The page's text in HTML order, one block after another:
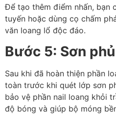
Để tạo thêm điểm nhấn, bạn
tuyến hoặc dùng cọ chấm
văn loang lổ độc đáo.
Bước 5: Sơn
Sau khi đã hoàn thiện phần
toàn trước khi quét lớp sơn
bảo vệ phần nail loang khỏi
độ bóng và giúp bộ móng